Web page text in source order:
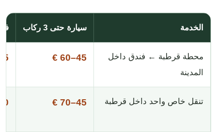
الخدمة سيارة حتى 3 ركاب
محطة قرطبة ← فندق داخل
المدينة
45–60 €
€
تنقل خاص واحد داخل قرطبة 45–70 €
€